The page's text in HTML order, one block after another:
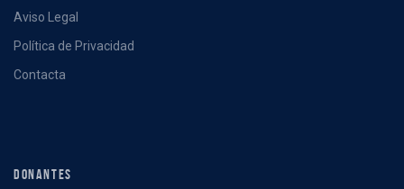
Aviso Legal
Política de Privacidad
Contacta
DONANTES